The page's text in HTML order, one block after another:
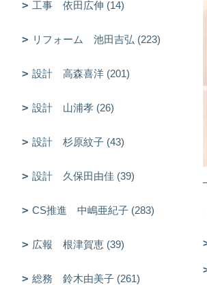
工事 依田広伸 (14)
リフォーム 池田吉弘 (223)
設計 高森喜洋 (201)
設計 山浦孝 (26)
設計 杉原紋子 (43)
設計 久保田由佳 (39)
CS推進 中嶋亜紀子 (283)
広報 根津賀恵 (39)
総務 鈴木由美子 (261)